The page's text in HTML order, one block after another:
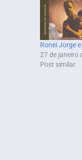
Ronei Jorge
27 de janeiro
Post similar